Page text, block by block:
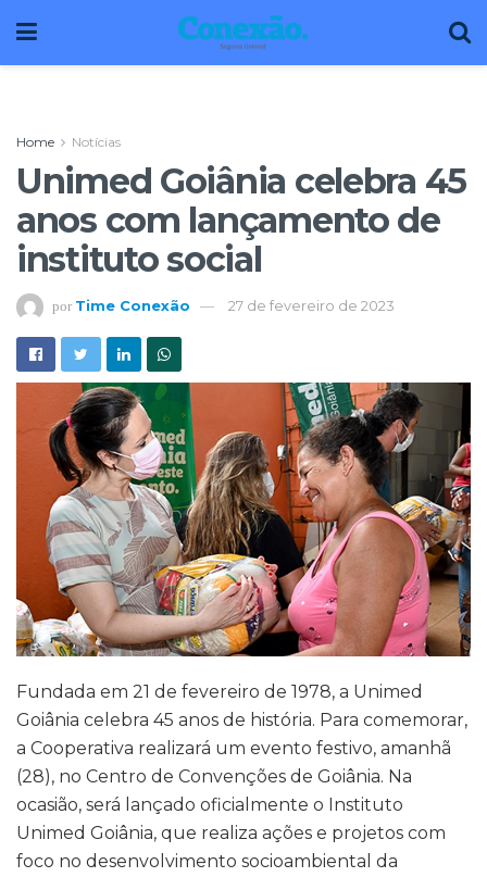
Home Notícias
Unimed Goiânia celebra 45
anos com lançamento de
instituto social
por Time Conexão 27 de fevereiro de 2023
Fundada em 21 de fevereiro de 1978, a Unimed
Goiânia celebra 45 anos de história. Para comemorar,
a Cooperativa realizará um evento festivo, amanhã
(28), no Centro de Convenções de Goiânia. Na
ocasião, será lançado oficialmente o Instituto
Unimed Goiânia, que realiza ações e projetos com
foco no desenvolvimento socioambiental da